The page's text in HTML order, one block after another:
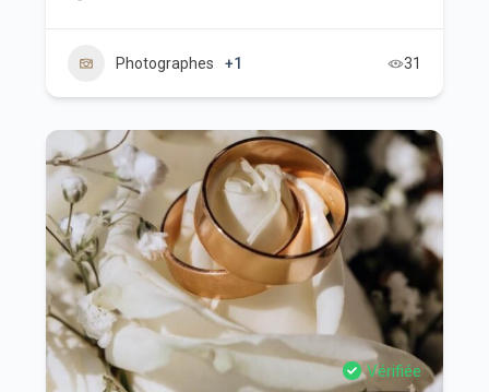
Photographes +1 31
Vérifiée